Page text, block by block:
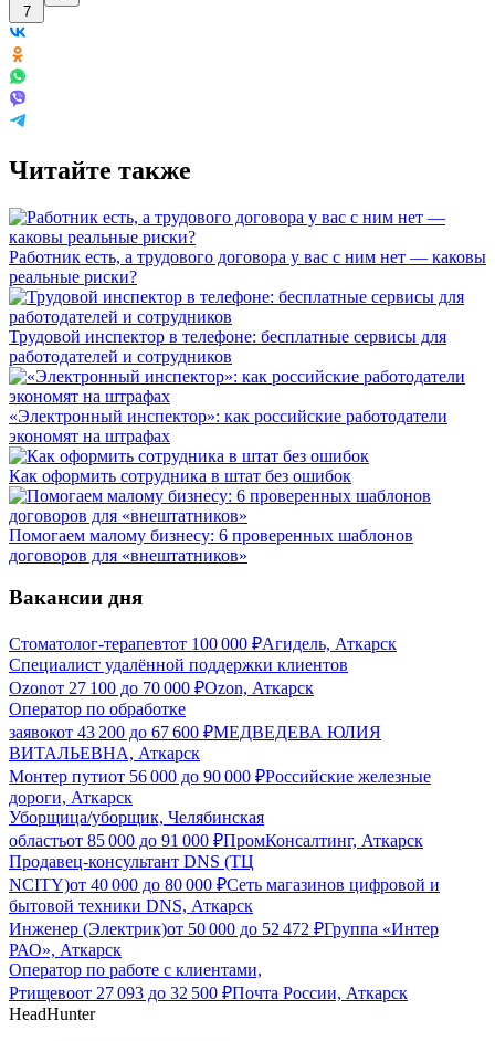
7
Читайте также
Работник есть, а трудового договора у вас с ним нет — каковы
реальные риски?
Трудовой инспектор в телефоне: бесплатные сервисы для
работодателей и сотрудников
«Электронный инспектор»: как российские работодатели
экономят на штрафах
Как оформить сотрудника в штат без ошибок
Помогаем малому бизнесу: 6 проверенных шаблонов
договоров для «внештатников»
Вакансии дня
Стоматолог-терапевтот 100 000 ₽Агидель, Аткарск
Специалист удалённой поддержки клиентов
Ozonот 27 100 до 70 000 ₽Ozon, Аткарск
Оператор по обработке
заявокот 43 200 до 67 600 ₽МЕДВЕДЕВА ЮЛИЯ
ВИТАЛЬЕВНА, Аткарск
Монтер путиот 56 000 до 90 000 ₽Российские железные
дороги, Аткарск
Уборщица/уборщик, Челябинская
областьот 85 000 до 91 000 ₽ПромКонсалтинг, Аткарск
Продавец-консультант DNS (ТЦ
NCITY)от 40 000 до 80 000 ₽Сеть магазинов цифровой и
бытовой техники DNS, Аткарск
Инженер (Электрик)от 50 000 до 52 472 ₽Группа «Интер
РАО», Аткарск
Оператор по работе с клиентами,
Ртищевоот 27 093 до 32 500 ₽Почта России, Аткарск
HeadHunter